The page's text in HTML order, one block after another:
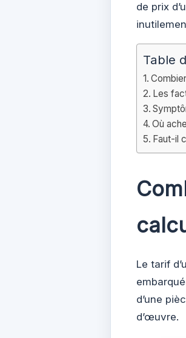
de prix
Table
Les
Où
Faut-il
Le tarif
d’une
d’œuvre.